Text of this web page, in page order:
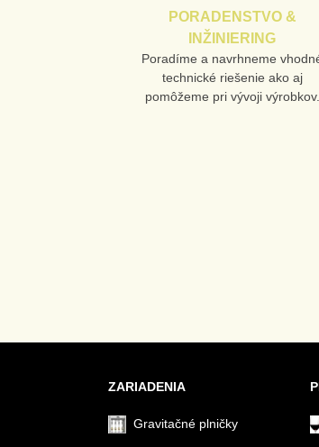
PORADENSTVO &
INŽINIERING
Poradíme a navrhneme
technické riešenie ako aj
pomôžeme pri vývoji výrobkov.
ZARIADENIA
Gravitačné plničky